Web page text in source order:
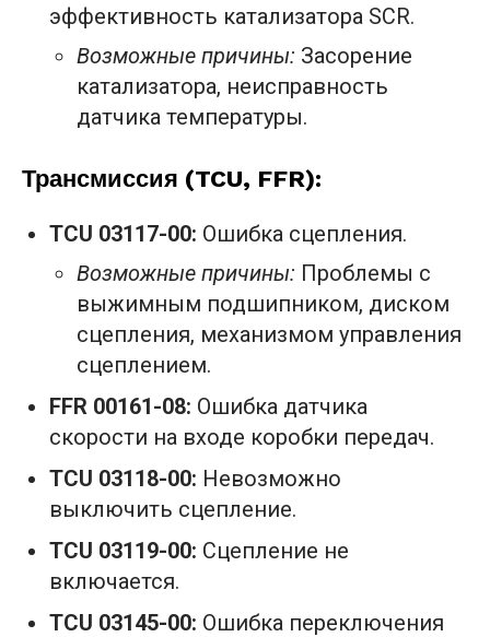
эффективность катализатора SCR.
Возможные причины: Засорение
катализатора, неисправность
датчика температуры.
Трансмиссия (TCU, FFR):
TCU 03117-00: Ошибка сцепления.
Возможные причины: Проблемы с
выжимным подшипником, диском
сцепления, механизмом управления
сцеплением.
FFR 00161-08: Ошибка датчика
скорости на входе коробки передач.
TCU 03118-00: Невозможно
выключить сцепление.
TCU 03119-00: Сцепление не
включается.
TCU 03145-00: Ошибка переключения